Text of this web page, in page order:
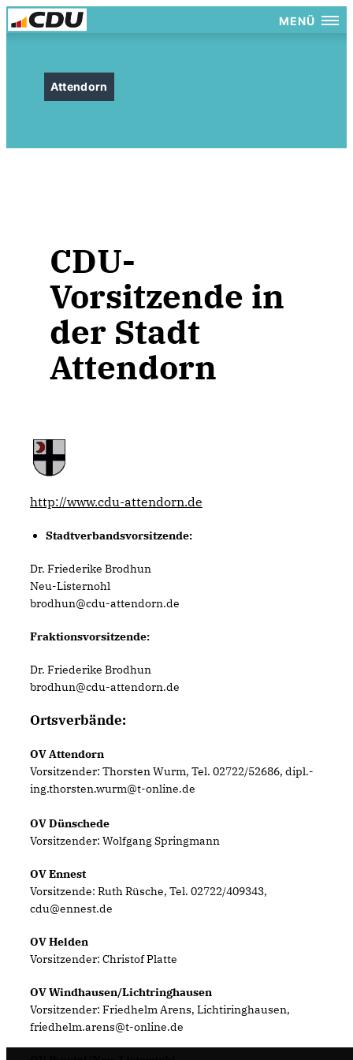
MENÜ
Attendorn
CDU-
Vorsitzende in
der Stadt
Attendorn
http://www.cdu-attendorn.de
Stadtverbandsvorsitzende:
Dr. Friederike Brodhun
Neu-Listernohl
brodhun@cdu-attendorn.de
Fraktionsvorsitzende:
Dr. Friederike Brodhun
brodhun@cdu-attendorn.de
Ortsverbände:
OV Attendorn
Vorsitzender: Thorsten Wurm, Tel. 02722/52686, dipl.-
ing.thorsten.wurm@t-online.de
OV Dünschede
Vorsitzender: Wolfgang Springmann
OV Ennest
Vorsitzende: Ruth Rüsche, Tel. 02722/409343,
cdu@ennest.de
OV Helden
Vorsitzender: Christof Platte
OV Windhausen/Lichtringhausen
Vorsitzender: Friedhelm Arens, Lichtiringhausen,
friedhelm.arens@t-online.de